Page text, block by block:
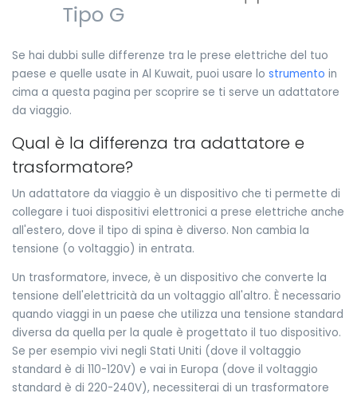
Se hai dubbi sulle differenze tra le prese elettriche del tuo
paese e quelle usate in Al Kuwait, puoi usare lo strumento in
cima a questa pagina per scoprire se ti serve un adattatore
da viaggio.
Qual è la differenza tra adattatore e
trasformatore?
Un adattatore da viaggio è un dispositivo che ti permette di
collegare i tuoi dispositivi elettronici a prese elettriche anche
all'estero, dove il tipo di spina è diverso. Non cambia la
tensione (o voltaggio) in entrata.
Un trasformatore, invece, è un dispositivo che converte la
tensione dell'elettricità da un voltaggio all'altro. È necessario
quando viaggi in un paese che utilizza una tensione standard
diversa da quella per la quale è progettato il tuo dispositivo.
Se per esempio vivi negli Stati Uniti (dove il voltaggio
standard è di 110-120V) e vai in Europa (dove il voltaggio
standard è di 220-240V), necessiterai di un trasformatore